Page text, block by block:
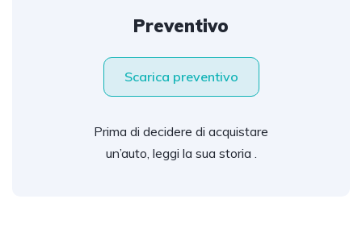
Preventivo
Scarica preventivo
Prima di decidere di acquistare
un’auto, leggi la sua storia .